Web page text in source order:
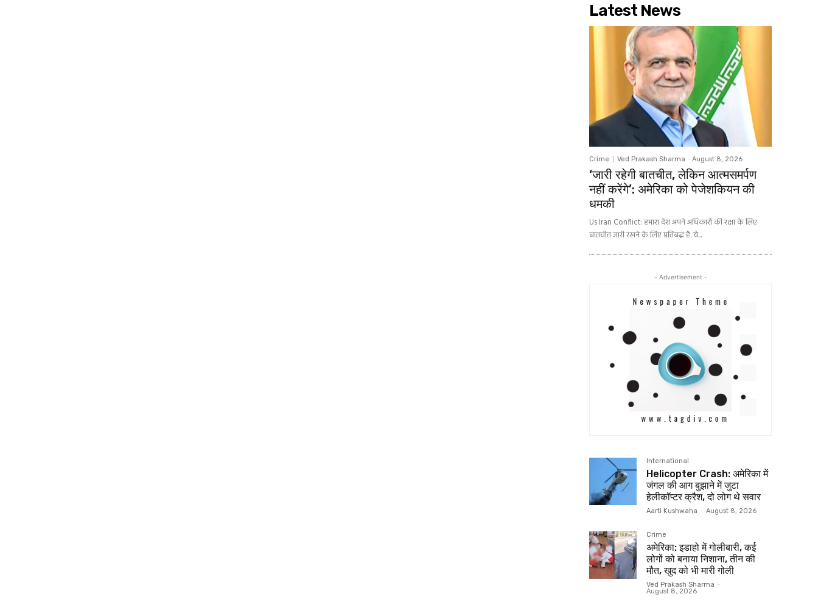
Latest News
Crime Ved Prakash Sharma - August 8, 2026
‘जारी रहेगी बातचीत, लेकिन आत्मसमर्पण
नहीं करेंगे’: अमेरिका को पेजेशकियन की
धमकी
Us Iran Conflict: हमारा देश अपने अधिकारों की रक्षा के लिए
बातचीत जारी रखने के लिए प्रतिबद्ध है. ये...
- Advertisement -
International
Helicopter Crash: अमेरिका में
जंगल की आग बुझाने में जुटा
हेलीकॉप्टर क्रैश, दो लोग थे सवार
Aarti Kushwaha - August 8, 2026
Crime
अमेरिका: इडाहो में गोलीबारी, कई
लोगों को बनाया निशाना, तीन की
मौत, खुद को भी मारी गोली
Ved Prakash Sharma -
August 8, 2026